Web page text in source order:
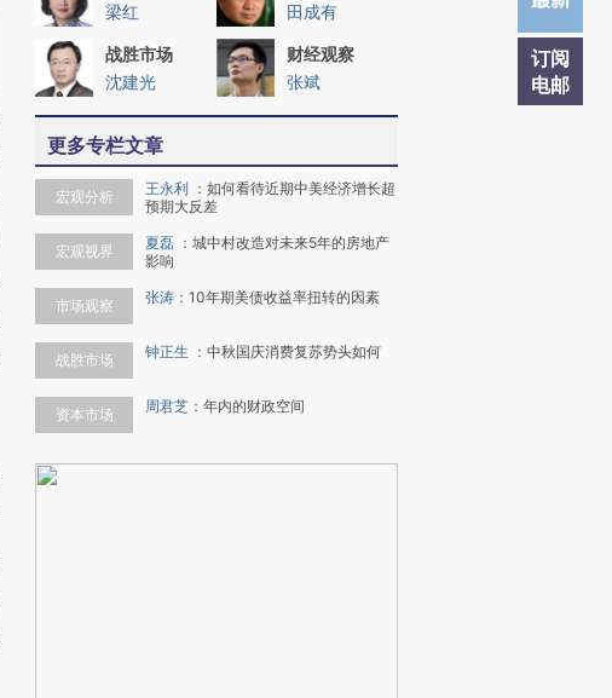
订阅
电邮
梁红
田成有
战胜市场
沈建光
财经观察
张斌
更多专栏文章
宏观分析 王永利 ： 如何看待近期中美经济增长超
预期大反差
宏观视界 夏磊 ： 城中村改造对未来5年的房地产
影响
市场观察 张涛 ： 10年期美债收益率扭转的因素
战胜市场 钟正生 ： 中秋国庆消费复苏势头如何
资本市场 周君芝 ： 年内的财政空间